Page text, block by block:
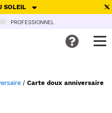
SOLEIL
SUMMER26pour envoyer des
afficher
professionnel
/ Carte doux anniversaire